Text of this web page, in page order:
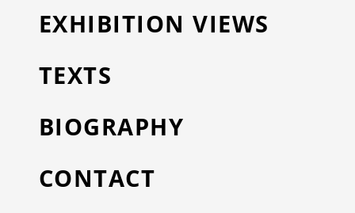
EXHIBITION VIEWS
TEXTS
BIOGRAPHY
CONTACT